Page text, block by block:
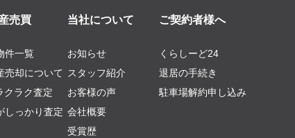
売買
件一覧
売却について
クラク査定
しっかり査定
当社について
お知らせ
スタッフ紹介
お客様の声
会社概要
受賞歴
ご契約者様へ
くらしーど24
退居の手続き
駐車場解約申し込み